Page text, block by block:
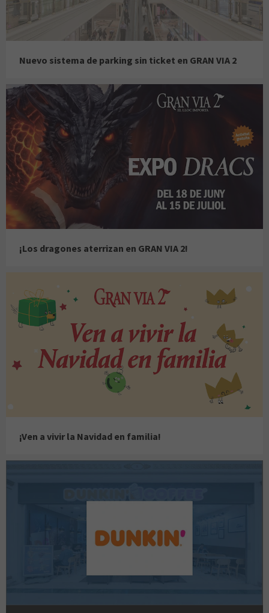
Nuevo sistema de parking sin ticket en GRAN VIA 2
¡Los dragones aterrizan en GRAN VIA 2!
¡Ven a vivir la Navidad en familia!